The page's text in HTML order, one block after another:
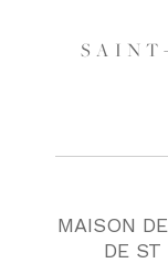
MAISON
DE ST